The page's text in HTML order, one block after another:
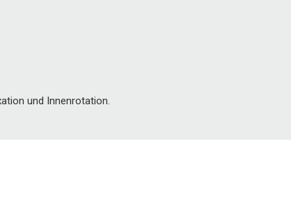
und Innenrotation.